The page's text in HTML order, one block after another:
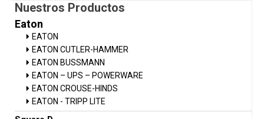
Nuestros Productos
Eaton
EATON
EATON CUTLER-HAMMER
EATON BUSSMANN
EATON – UPS – POWERWARE
EATON CROUSE-HINDS
EATON - TRIPP LITE